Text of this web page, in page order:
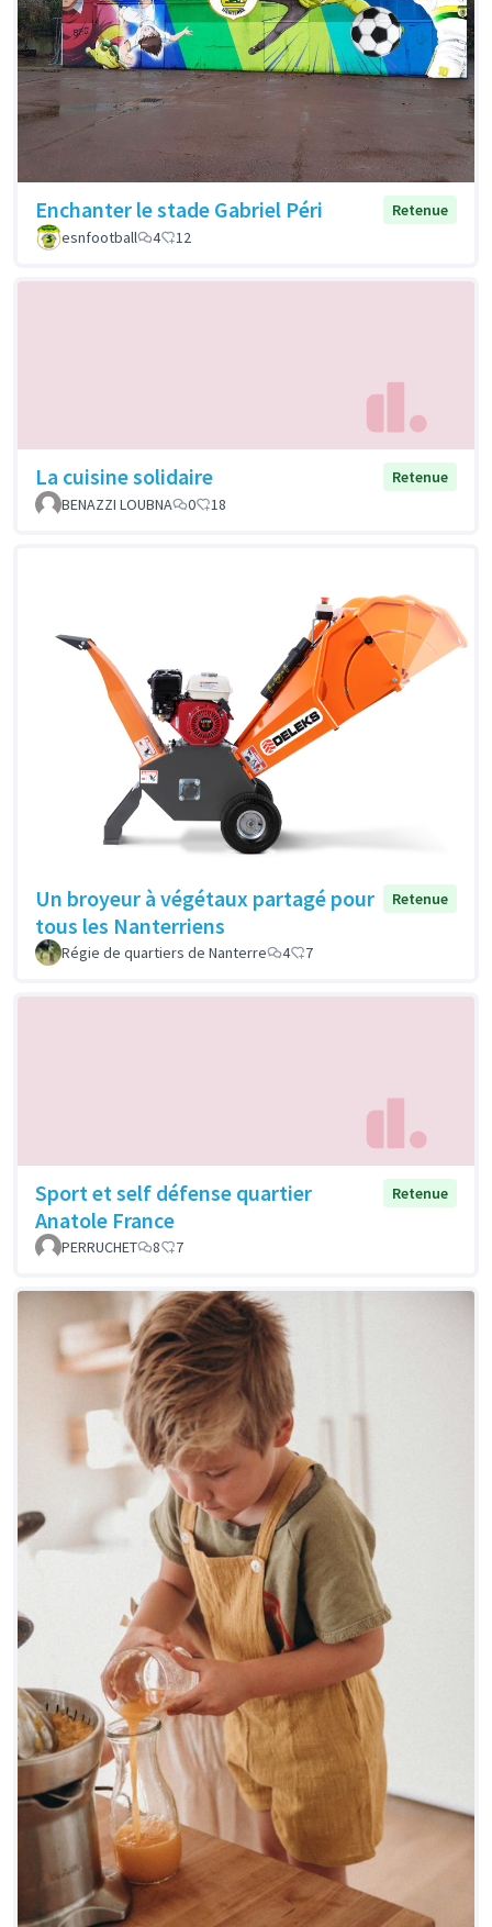
Enchanter le stade Gabriel Péri
Retenue
esnfootball
4 12
La cuisine solidaire
Retenue
BENAZZI LOUBNA
0 18
Un broyeur à végétaux partagé pour
tous les Nanterriens
Retenue
Régie de quartiers de Nanterre 4 7
Sport et self défense quartier
Anatole France
Retenue
PERRUCHET 8 7